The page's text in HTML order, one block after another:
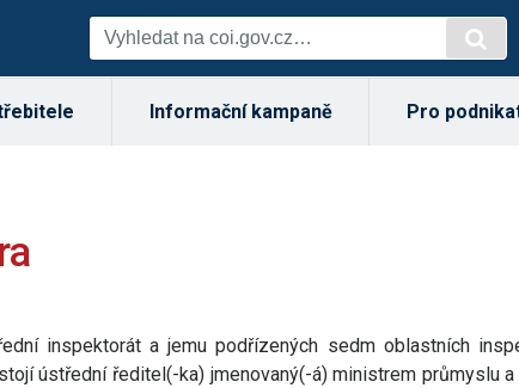
Informační kampaně Pro
inspektorát a jemu podřízených sedm oblastních
ústřední ředitel(-ka) jmenovaný(-á) ministrem průmyslu